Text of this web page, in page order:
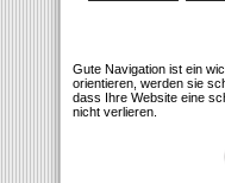
Gute Navigation ist ein
orientieren, werden sie
dass Ihre Website eine
nicht verlieren.